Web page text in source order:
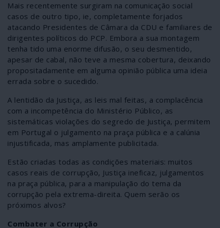
Mais recentemente surgiram na comunicação social
casos de outro tipo, ie, completamente forjados
atacando Presidentes de Câmara da CDU e familiares de
dirigentes políticos do PCP. Embora a sua montagem
tenha tido uma enorme difusão, o seu desmentido,
apesar de cabal, não teve a mesma cobertura, deixando
propositadamente em alguma opinião pública uma ideia
errada sobre o sucedido.
A lentidão da Justiça, as leis mal feitas, a complacência
com a incompetência do Ministério Público, as
sistemáticas violações do segredo de Justiça, permitem
em Portugal o julgamento na praça pública e a calúnia
injustificada, mas amplamente publicitada.
Estão criadas todas as condições materiais: muitos
casos reais de corrupção, Justiça ineficaz, julgamentos
na praça pública, para a manipulação do tema da
corrupção pela extrema-direita. Quem serão os
próximos alvos?
Combater a Corrupção